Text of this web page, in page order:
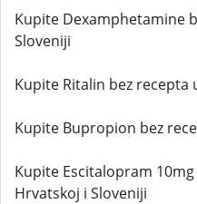
Kupite Dexamphetamine
Sloveniji
Kupite Ritalin bez recepta
Kupite Bupropion bez
Kupite Escitalopram
Hrvatskoj i Sloveniji